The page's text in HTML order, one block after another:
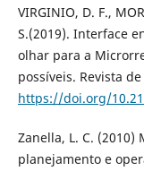
VIRGINIO, D. F.,
S.(2019). Interface
olhar para a
possíveis. Revista
https://doi.org/
Zanella, L. C. (2010)
planejamento e